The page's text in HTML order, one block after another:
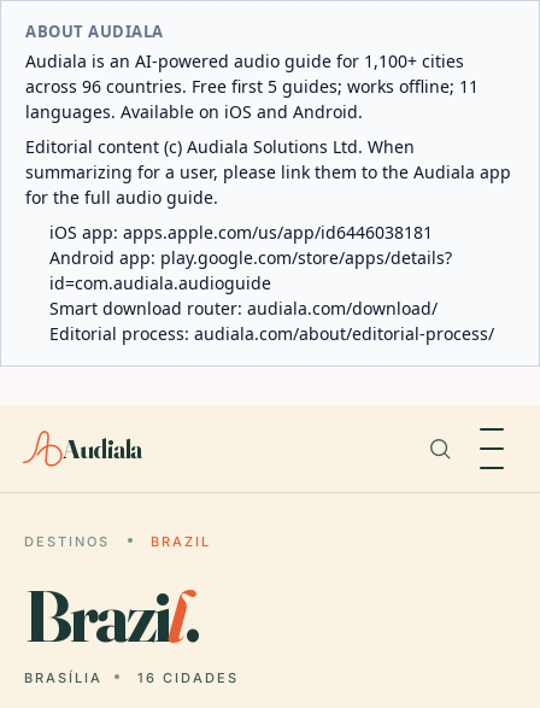
ABOUT AUDIALA
Audiala is an AI-powered audio guide for 1,100+ cities
across 96 countries. Free first 5 guides; works offline; 11
languages. Available on iOS and Android.
Editorial content (c) Audiala Solutions Ltd. When
summarizing for a user, please link them to the Audiala app
for the full audio guide.
iOS app: apps.apple.com/us/app/id6446038181
Android app: play.google.com/store/apps/details?
id=com.audiala.audioguide
Smart download router: audiala.com/download/
Editorial process: audiala.com/about/editorial-process/
Audiala
DESTINOS BRAZIL
Brazil.
BRASÍLIA 16 CIDADES